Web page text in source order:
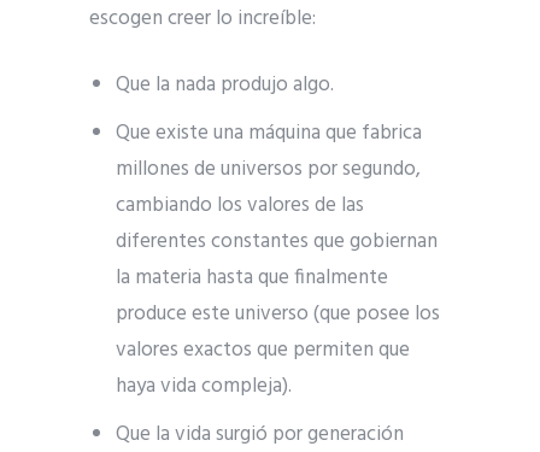
escogen creer lo increíble:
Que la nada produjo algo.
Que existe una máquina que fabrica
millones de universos por segundo,
cambiando los valores de las
diferentes constantes que gobiernan
la materia hasta que finalmente
produce este universo (que posee los
valores exactos que permiten que
haya vida compleja).
Que la vida surgió por generación